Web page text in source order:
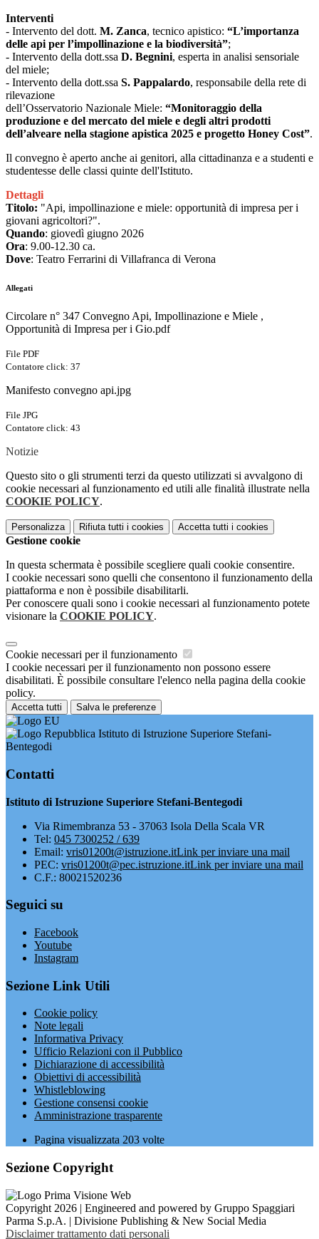
Interventi
- Intervento del dott. M. Zanca, tecnico apistico: “L’importanza
delle api per l’impollinazione e la biodiversità”;
- Intervento della dott.ssa D. Begnini, esperta in analisi sensoriale
del miele;
- Intervento della dott.ssa S. Pappalardo, responsabile della rete di
rilevazione
dell’Osservatorio Nazionale Miele: “Monitoraggio della
produzione e del mercato del miele e degli altri prodotti
dell’alveare nella stagione apistica 2025 e progetto Honey Cost”.
Il convegno è aperto anche ai genitori, alla cittadinanza e a studenti e
studentesse delle classi quinte dell'Istituto.
Dettagli
Titolo: "Api, impollinazione e miele: opportunità di impresa per i
giovani agricoltori?".
Quando: giovedì giugno 2026
Ora: 9.00-12.30 ca.
Dove: Teatro Ferrarini di Villafranca di Verona
Allegati
Circolare n° 347 Convegno Api, Impollinazione e Miele ,
Opportunità di Impresa per i Gio.pdf
File PDF
Contatore click: 37
Manifesto convegno api.jpg
File JPG
Contatore click: 43
Notizie
Questo sito o gli strumenti terzi da questo utilizzati si avvalgono di
cookie necessari al funzionamento ed utili alle finalità illustrate nella
COOKIE POLICY.
Personalizza Rifiuta tutti i cookies Accetta tutti i cookies
Gestione cookie
In questa schermata è possibile scegliere quali cookie consentire.
I cookie necessari sono quelli che consentono il funzionamento della
piattaforma e non è possibile disabilitarli.
Per conoscere quali sono i cookie necessari al funzionamento potete
visionare la COOKIE POLICY.
Cookie necessari per il funzionamento
I cookie necessari per il funzionamento non possono essere
disabilitati. È possibile consultare l'elenco nella pagina della cookie
policy.
Accetta tutti Salva le preferenze
Istituto di Istruzione Superiore Stefani-
Bentegodi
Contatti
Istituto di Istruzione Superiore Stefani-Bentegodi
Via Rimembranza 53 - 37063 Isola Della Scala VR
Tel: 045 7300252 / 639
Email: vris01200t@istruzione.itLink per inviare una mail
PEC: vris01200t@pec.istruzione.itLink per inviare una mail
C.F.: 80021520236
Seguici su
Facebook
Youtube
Instagram
Sezione Link Utili
Cookie policy
Note legali
Informativa Privacy
Ufficio Relazioni con il Pubblico
Dichiarazione di accessibilità
Obiettivi di accessibilità
Whistleblowing
Gestione consensi cookie
Amministrazione trasparente
Pagina visualizzata 203 volte
Sezione Copyright
Copyright 2026 | Engineered and powered by Gruppo Spaggiari
Parma S.p.A. | Divisione Publishing & New Social Media
Disclaimer trattamento dati personali